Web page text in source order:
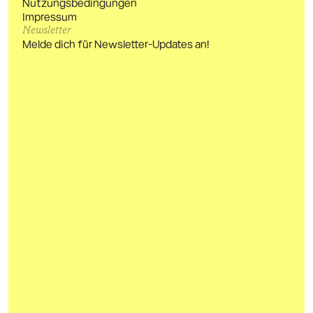
Impressum
Newsletter
Melde dich für Newsletter-Updates an!